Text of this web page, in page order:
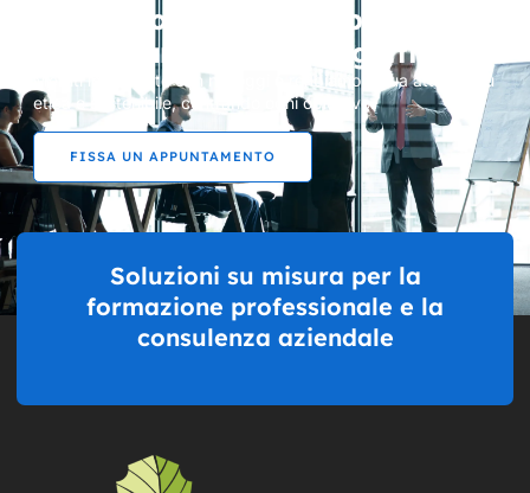
Vi stiamo aspettando per
supportare i Vostri progetti
Mettiti in contatto con noi oggi e rendiamo la tua attività più
etica e sostenibile, centrando ogni obiettivo.
FISSA UN APPUNTAMENTO
Soluzioni su misura per la
formazione professionale e la
consulenza aziendale